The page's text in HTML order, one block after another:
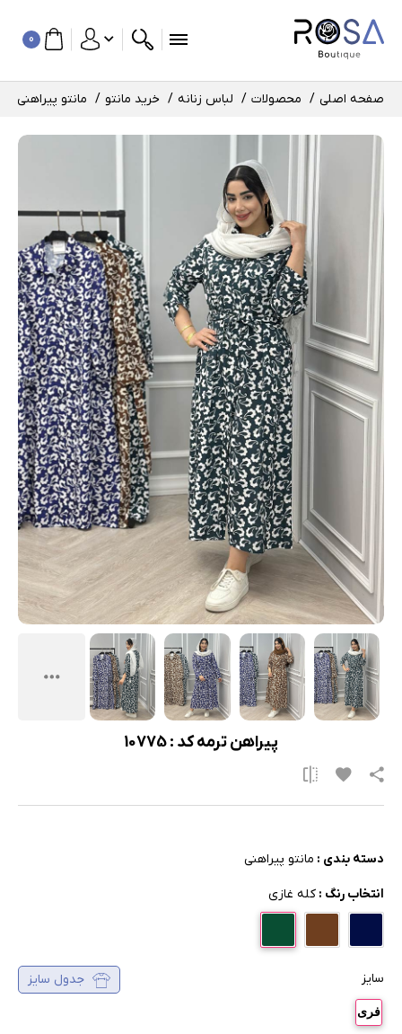
0
صفحه اصلی محصولات لباس زنانه خرید مانتو مانتو پیراهنی
پیراهن ترمه کد : 10775
دسته بندی : مانتو پیراهنی
انتخاب رنگ : کله غازی
سایز جدول سایز
فری